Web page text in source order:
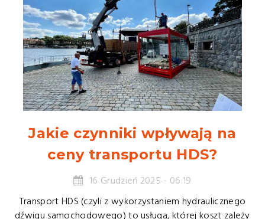
Jakie czynniki wpływają na
ceny transportu HDS?
16 Grudzień 2025 - 06:19
Transport HDS (czyli z wykorzystaniem hydraulicznego
dźwigu samochodowego) to usługa, której koszt zależy